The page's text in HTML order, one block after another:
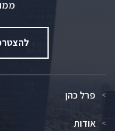
פרל כהן
אודות